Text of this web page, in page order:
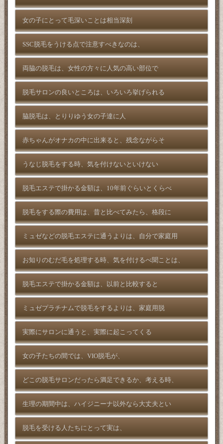
女の子にとって毛深いことは相当深刻
SSC脱毛をうける点で注意すべきなのは、
両脇の脱毛は、女性の方々に人気の高い部位で
脱毛サロンの良いところは、いろいろ挙げられる
脇脱毛は、とりりゆう女の子達に人
赤ちゃんがオナカの中に出来ると、残念ながらそ
うなじ脱毛をする時、気を付けないといけない
脱毛エステで掛かる金額は、10年前ぐらいとくらべ
脱毛をする際の費用は、昔と比べてみたら、格段に
ミュゼなどの脱毛エステに通うよりは、自分で家庭用
お知りのむだ毛を処理する時、気を付けるべ聞ことは、
脱毛エステで掛かる金額は、以前と比較すると
ミュゼプラチナムで脱毛をするよりは、家庭用脱
実際にサロンに通うと、実際に起こってくる
女の子たちの間では、VIO脱毛が、
どこの脱毛サロンだったら満足できるか、考える時、
生理の期間中は、ハイジニーナ以外なら大丈夫とい
脱毛を受ける人たちにとって実は、